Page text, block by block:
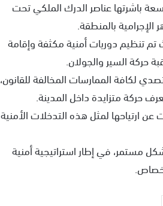
الجاري، حملة أمنية واسعة باشرتها عناصر الدرك الملكي تحت
بالمنطقة.
تنظيم دوريات أمنية مكثفة وإقامة
حركة السير والجولان.
لكافة الممارسات المخالفة للقانون،
حركة متزايدة داخل المدينة.
ارتياحها لمثل هذه التدخلات الأمنية
مستمر، في إطار استراتيجية أمنية